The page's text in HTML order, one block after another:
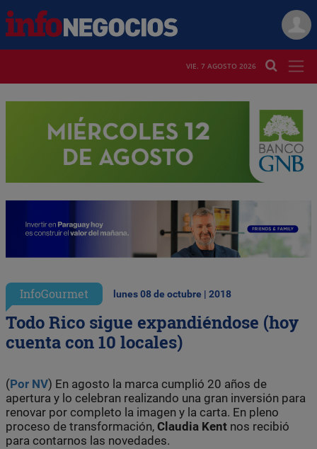
VIE. 7 AGOSTO 2026
InfoGourmet lunes 08 de octubre | 2018
Todo Rico sigue expandiéndose (hoy
cuenta con 10 locales)
(Por NV) En agosto la marca cumplió 20 años de
apertura y lo celebran realizando una gran inversión para
renovar por completo la imagen y la carta. En pleno
proceso de transformación, Claudia Kent nos recibió
para contarnos las novedades.